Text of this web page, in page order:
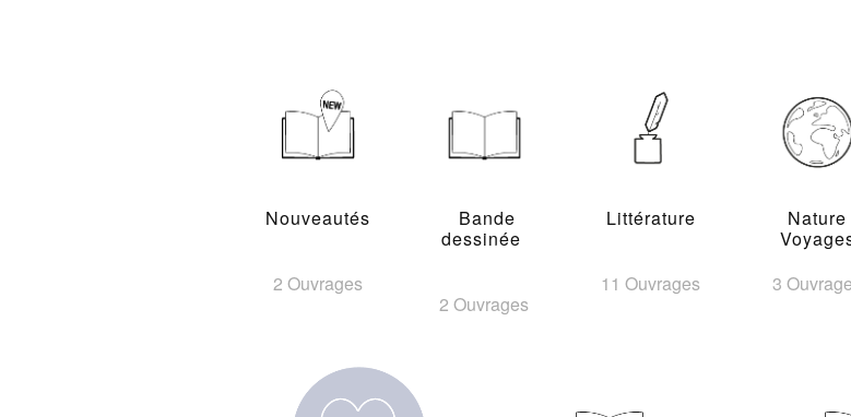
Nouveautés
2 Ouvrages
Bande
dessinée
2 Ouvrages
Littérature
11 Ouvrages
Nature
3